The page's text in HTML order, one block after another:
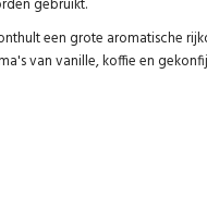
gebruikt.
een grote aromatische
van vanille, koffie en